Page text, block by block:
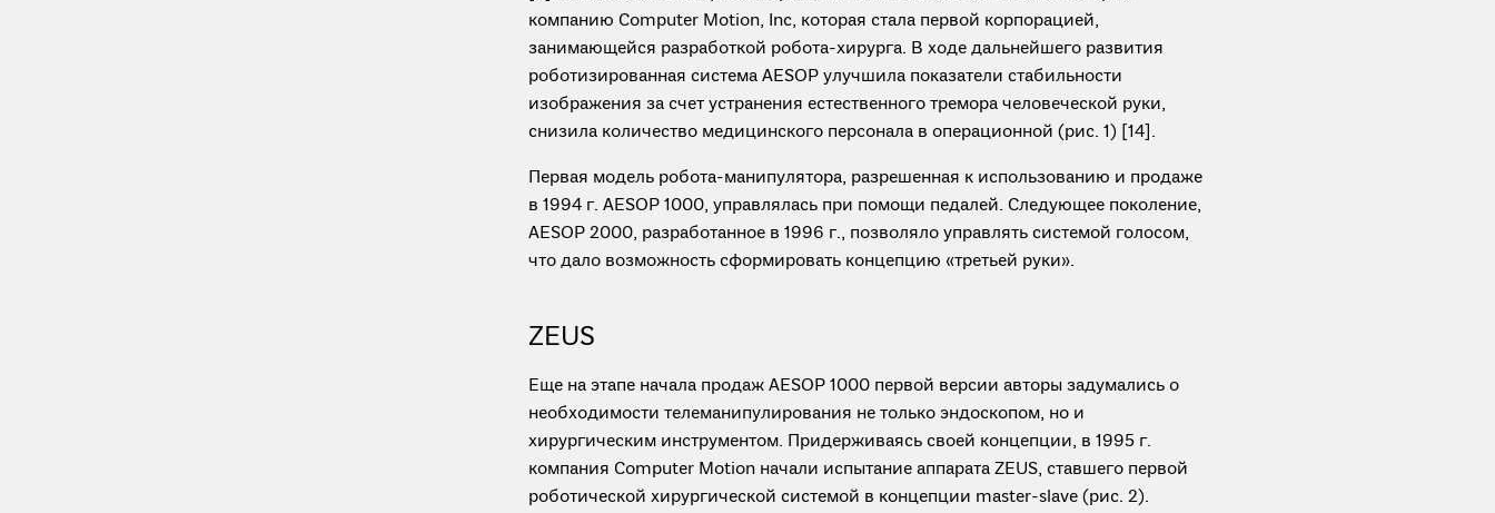
компанию Computer Motion, Inc, которая стала первой корпорацией,
занимающейся разработкой робота-хирурга. В ходе дальнейшего развития
роботизированная система AESOP улучшила показатели стабильности
изображения за счет устранения естественного тремора человеческой руки,
снизила количество медицинского персонала в операционной (рис. 1) [14].
Первая модель робота-манипулятора, разрешенная к использованию и продаже
в 1994 г. AESOP 1000, управлялась при помощи педалей. Следующее поколение,
AESOP 2000, разработанное в 1996 г., позволяло управлять системой голосом,
что дало возможность сформировать концепцию «третьей руки».
ZEUS
Еще на этапе начала продаж AESOP 1000 первой версии авторы задумались о
необходимости телеманипулирования не только эндоскопом, но и
хирургическим инструментом. Придерживаясь своей концепции, в 1995 г.
компания Computer Motion начали испытание аппарата ZEUS, ставшего первой
роботической хирургической системой в концепции master-slave (рис. 2).